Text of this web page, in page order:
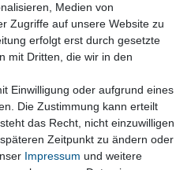
Zustand
widerrufen
Medien von
Zugriffe auf unsere Website zu
erfolgt erst durch gesetzte
mit Dritten, die wir in den
Einwilligung oder aufgrund eines
Die Zustimmung kann erteilt
das Recht, nicht einzuwilligen
Zeitpunkt zu ändern oder
Impressum und weitere